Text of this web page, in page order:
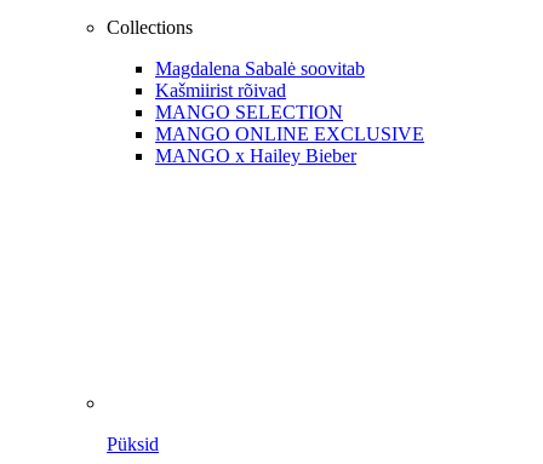
Collections
Magdalena Sabalė soovitab
Kašmiirist rõivad
MANGO SELECTION
MANGO ONLINE EXCLUSIVE
MANGO x Hailey Bieber
Püksid